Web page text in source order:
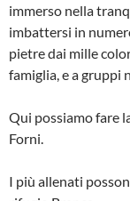
immerso nella
imbattersi in
pietre dai mille
famiglia, e a gruppi
Qui possiamo fare
Forni.
I più allenati